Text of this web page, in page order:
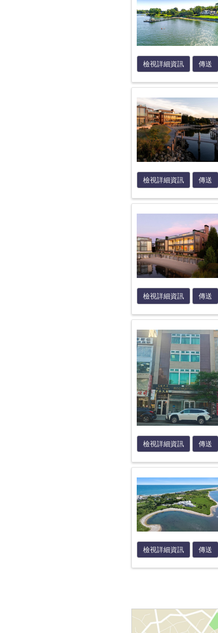
檢視詳細資訊 傳送
檢視詳細資訊 傳送
檢視詳細資訊 傳送
檢視詳細資訊 傳送
檢視詳細資訊 傳送